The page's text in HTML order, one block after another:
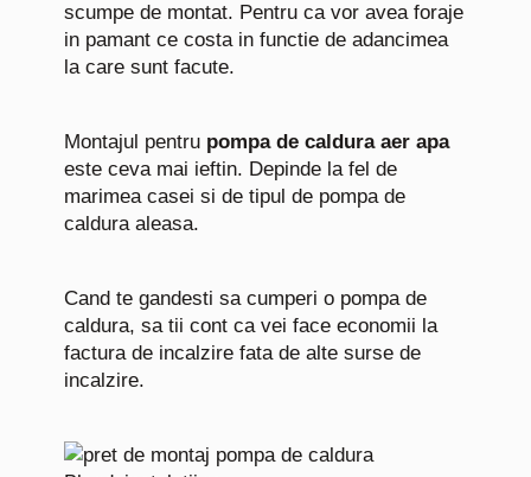
scumpe de montat. Pentru ca vor avea foraje
in pamant ce costa in functie de adancimea
la care sunt facute.
Montajul pentru pompa de caldura aer apa
este ceva mai ieftin. Depinde la fel de
marimea casei si de tipul de pompa de
caldura aleasa.
Cand te gandesti sa cumperi o pompa de
caldura, sa tii cont ca vei face economii la
factura de incalzire fata de alte surse de
incalzire.